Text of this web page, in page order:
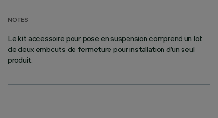
NOTES
Le kit accessoire pour pose en suspension comprend un lot
de deux embouts de fermeture pour installation d’un seul
produit.